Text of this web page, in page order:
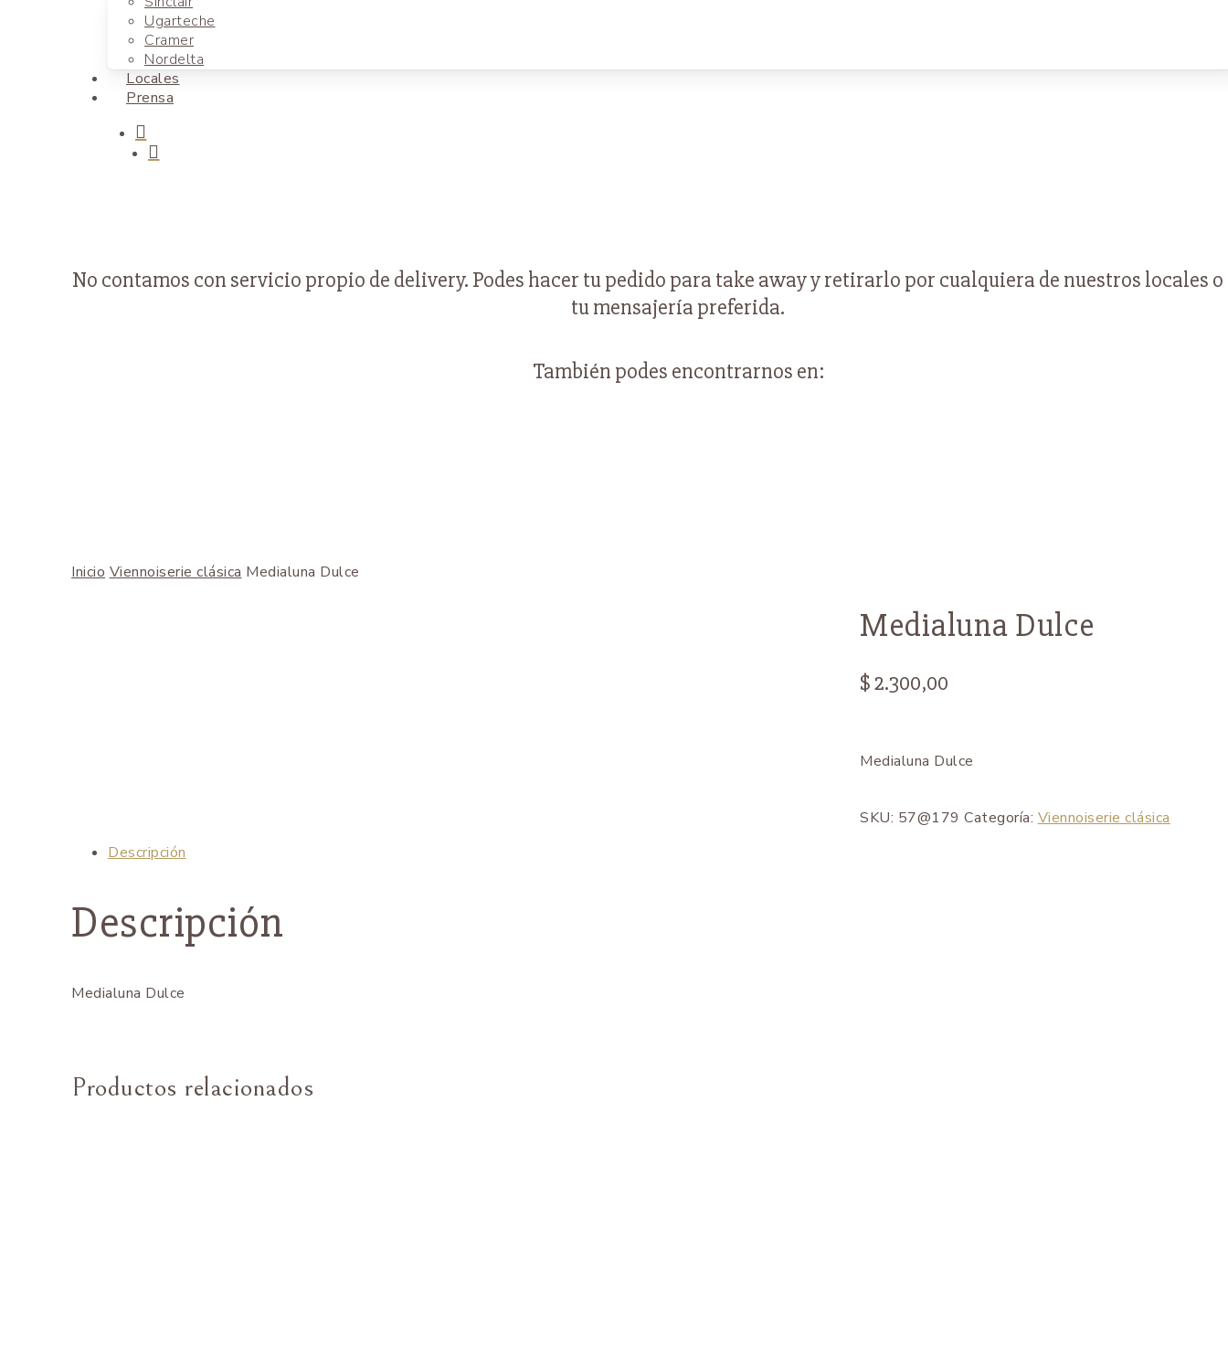
Ugarteche
Cramer
Nordelta
Locales
Prensa
No contamos con servicio propio de delivery. Podes hacer tu pedido para take away y retirarlo por cualquiera de nuestros locales
tu mensajería preferida.
También podes encontrarnos en:
Inicio Viennoiserie clásica Medialuna Dulce
Medialuna Dulce
$2.300,00
Medialuna Dulce
SKU: 57@179 Categoría: Viennoiserie clásica
Descripción
Descripción
Medialuna Dulce
Productos relacionados